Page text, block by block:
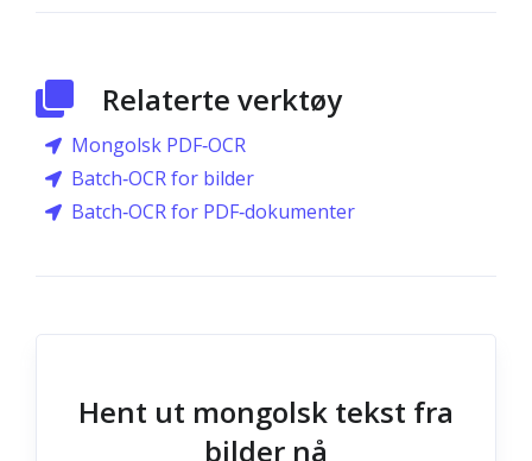
Relaterte verktøy
Mongolsk PDF‑OCR
Batch‑OCR for bilder
Batch‑OCR for PDF‑dokumenter
Hent ut mongolsk tekst fra
bilder nå